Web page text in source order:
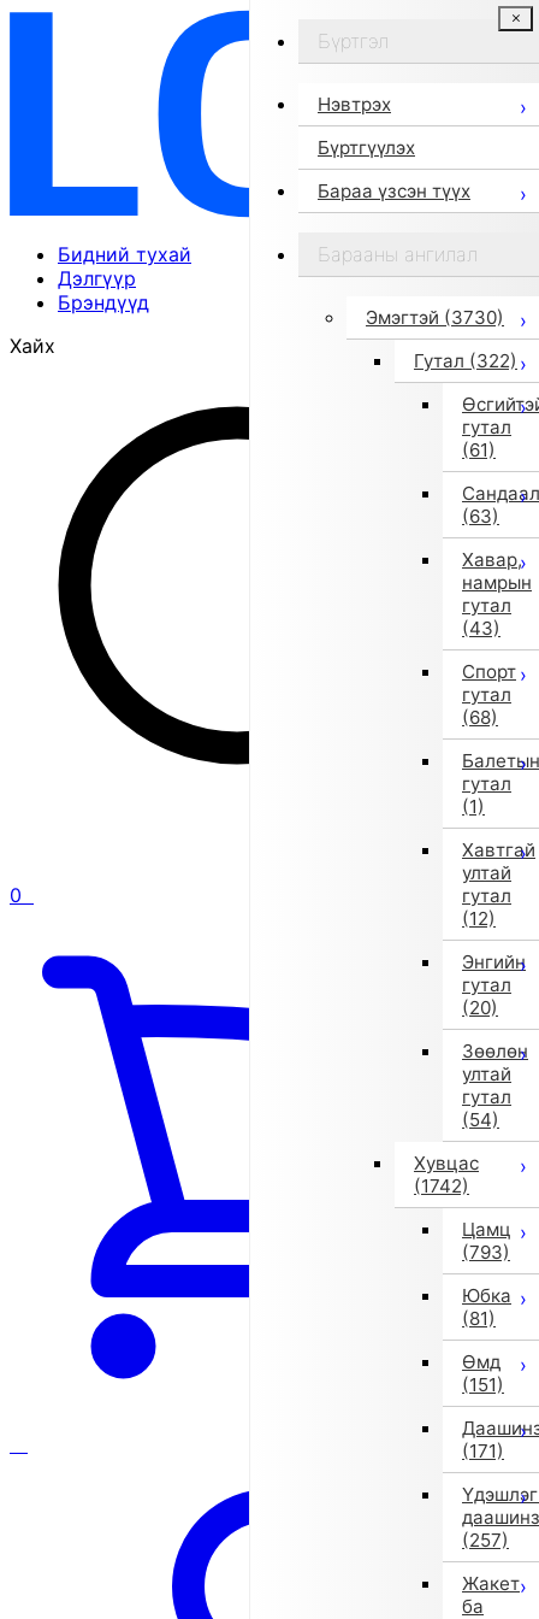
Бидний тухай
Дэлгүүр
Брэндүүд
Хайх
0
Бүртгэл
Нэвтрэх
Бүртгүүлэх
Бараа үзсэн түүх
Барааны ангилал
Эмэгтэй (3730)
Гутал (322)
гутал
(61)
Сандаал
(63)
Хавар,
намрын
гутал
(43)
Спорт
гутал
(68)
Балетын
гутал
(1)
Хавтгай
ултай
гутал
(12)
Энгийн
гутал
(20)
Зөөлөн
ултай
гутал
(54)
Хувцас
(1742)
Цамц
(793)
Юбка
(81)
Өмд
(151)
(171)
даашинз
(257)
Жакет
ба